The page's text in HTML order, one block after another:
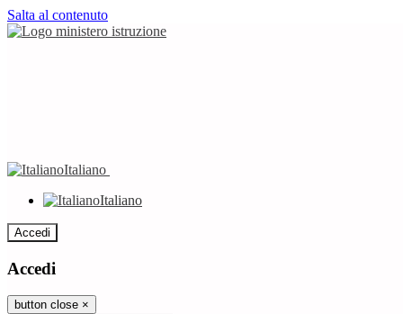
Salta al contenuto
Italiano
Italiano
Accedi
Accedi
button close ×